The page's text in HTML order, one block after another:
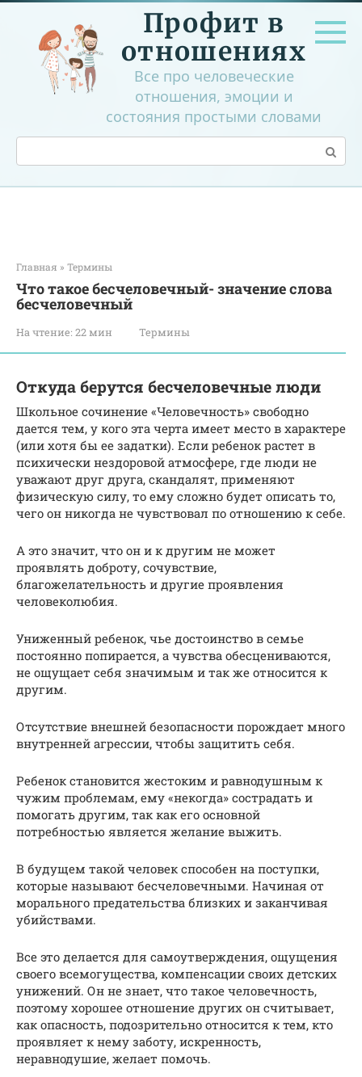
Перейти
контенту
Профит в
отношениях
Все про человеческие
отношения, эмоции и
состояния простыми словами
Поиск:
Главная » Термины
Что такое бесчеловечный- значение слова
бесчеловечный
На чтение: 22 мин Термины
Откуда берутся бесчеловечные люди
Школьное сочинение «Человечность» свободно
дается тем, у кого эта черта имеет место в характере
(или хотя бы ее задатки). Если ребенок растет в
психически нездоровой атмосфере, где люди не
уважают друг друга, скандалят, применяют
физическую силу, то ему сложно будет описать то,
чего он никогда не чувствовал по отношению к себе.
А это значит, что он и к другим не может
проявлять доброту, сочувствие,
благожелательность и другие проявления
человеколюбия.
Униженный ребенок, чье достоинство в семье
постоянно попирается, а чувства обесцениваются,
не ощущает себя значимым и так же относится к
другим.
Отсутствие внешней безопасности порождает много
внутренней агрессии, чтобы защитить себя.
Ребенок становится жестоким и равнодушным к
чужим проблемам, ему «некогда» сострадать и
помогать другим, так как его основной
потребностью является желание выжить.
В будущем такой человек способен на поступки,
которые называют бесчеловечными. Начиная от
морального предательства близких и заканчивая
убийствами.
Все это делается для самоутверждения, ощущения
своего всемогущества, компенсации своих детских
унижений. Он не знает, что такое человечность,
поэтому хорошее отношение других он считывает,
как опасность, подозрительно относится к тем, кто
проявляет к нему заботу, искренность,
неравнодушие, желает помочь.